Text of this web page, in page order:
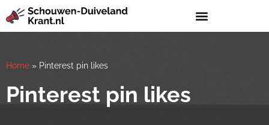
Home » Pinterest pin likes
Pinterest pin likes